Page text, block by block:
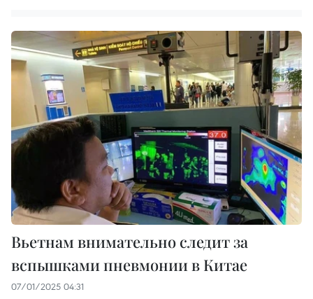
Вьетнам внимательно следит за
вспышками пневмонии в Китае
07/01/2025 04:31